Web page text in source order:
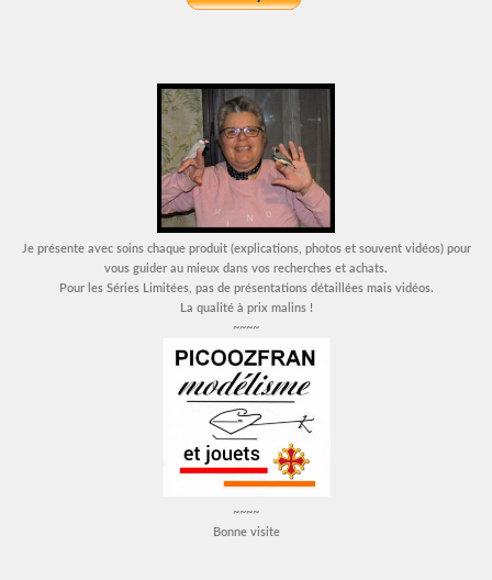
Je présente avec soins chaque produit (explications, photos et souvent vidéos) pour
vous guider au mieux dans vos recherches et achats.
Pour les Séries Limitées, pas de présentations détaillées mais vidéos.
La qualité à prix malins !
~~~~
~~~~
Bonne visite